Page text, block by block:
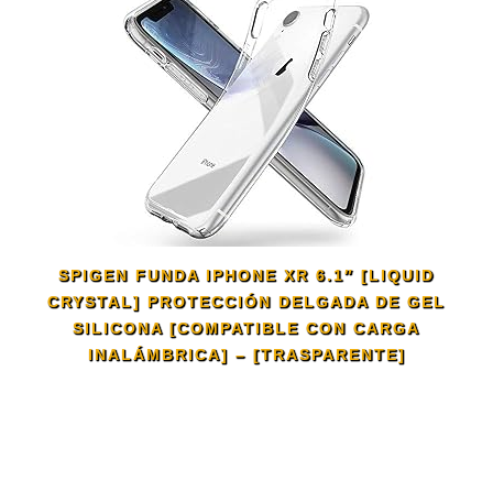
SPIGEN FUNDA IPHONE XR 6.1″ [LIQUID
CRYSTAL] PROTECCIÓN DELGADA DE GEL
SILICONA [COMPATIBLE CON CARGA
INALÁMBRICA] – [TRASPARENTE]